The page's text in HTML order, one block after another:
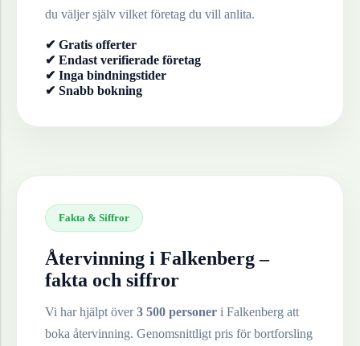
du väljer själv vilket företag du vill anlita.
✔ Gratis offerter
✔ Endast verifierade företag
✔ Inga bindningstider
✔ Snabb bokning
Fakta & Siffror
Återvinning i Falkenberg–
fakta och siffror
Vi har hjälpt över3 500 personer i Falkenberg att
boka återvinning. Genomsnittligt pris för bortforsling